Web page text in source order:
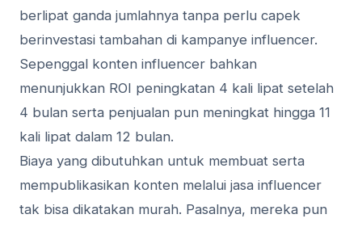
berlipat ganda jumlahnya tanpa perlu capek
berinvestasi tambahan di kampanye influencer.
Sepenggal konten influencer bahkan
menunjukkan ROI peningkatan 4 kali lipat setelah
4 bulan serta penjualan pun meningkat hingga 11
kali lipat dalam 12 bulan.
Biaya yang dibutuhkan untuk membuat serta
mempublikasikan konten melalui jasa influencer
tak bisa dikatakan murah. Pasalnya, mereka pun